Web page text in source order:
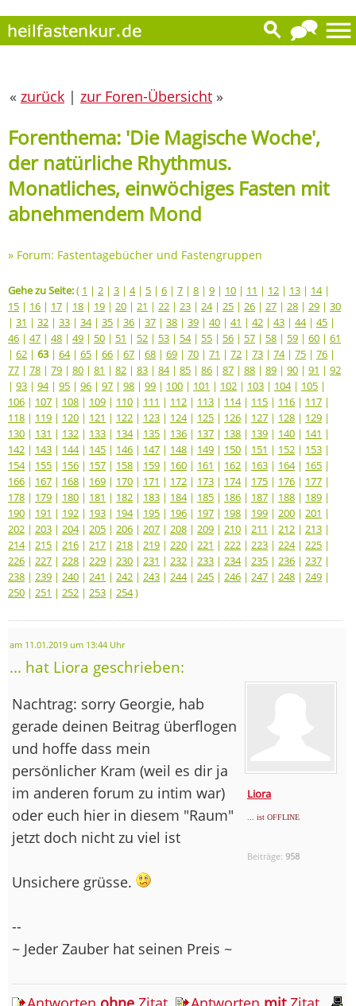
« zurück | zur Foren-Übersicht »
Forenthema: 'Die Magische Woche',
der natürliche Rhythmus.
Monatliches, einwöchiges Fasten mit
abnehmendem Mond
» Forum: Fastentagebücher und Fastengruppen
Gehe zu Seite:( 1 | 2 | 3 | 4| 5 | 6 | 7 | 8 | 9 | 10 | 11 | 12 | 13 | 14|
15 | 16 | 17 | 18 | 19 | 20 | 21 | 22 | 23 | 24| 25 | 26 | 27 | 28 | 29 | 30
| 31 | 32 | 33 | 34| 35 | 36 | 37 | 38 | 39 | 40 | 41 | 42 | 43 | 44| 45 |
46 | 47 | 48 | 49 | 50 | 51 | 52 | 53 | 54| 55 | 56 | 57 | 58 | 59 | 60 | 61
| 62 | 63| 64| 65 | 66 | 67 | 68 | 69 | 70 | 71 | 72 | 73 | 74| 75 | 76 |
77 | 78 | 79 | 80 | 81 | 82 | 83 | 84| 85 | 86 | 87 | 88 | 89 | 90 | 91 | 92
| 93 | 94| 95 | 96 | 97 | 98 | 99 | 100 | 101 | 102 | 103 | 104| 105 |
106 | 107 | 108 | 109 | 110 | 111 | 112 | 113 | 114| 115 | 116 | 117 |
118 | 119 | 120 | 121 | 122 | 123 | 124| 125 | 126 | 127 | 128 | 129 |
130 | 131 | 132 | 133 | 134| 135 | 136 | 137 | 138 | 139 | 140 | 141 |
142 | 143 | 144| 145 | 146 | 147 | 148 | 149 | 150 | 151 | 152 | 153 |
154| 155 | 156 | 157 | 158 | 159 | 160 | 161 | 162 | 163 | 164| 165 |
166 | 167 | 168 | 169 | 170 | 171 | 172 | 173 | 174| 175 | 176 | 177 |
178 | 179 | 180 | 181 | 182 | 183 | 184| 185 | 186 | 187 | 188 | 189 |
190 | 191 | 192 | 193 | 194| 195 | 196 | 197 | 198 | 199 | 200 | 201 |
202 | 203 | 204| 205 | 206 | 207 | 208 | 209 | 210 | 211 | 212 | 213 |
214| 215 | 216 | 217 | 218 | 219 | 220 | 221 | 222 | 223 | 224| 225 |
226 | 227 | 228 | 229 | 230 | 231 | 232 | 233 | 234| 235 | 236 | 237 |
238 | 239 | 240 | 241 | 242 | 243 | 244| 245 | 246 | 247 | 248 | 249 |
250 | 251 | 252 | 253 | 254)
am 11.01.2019 um 13:44 Uhr
... hat Liora geschrieben:
Liora
... ist OFFLINE
Beiträge:958
Nachtrag: sorry Georgie, hab
gerade deinen Beitrag überflogen
und hoffe dass mein
persönlicher Kram (weil es dir ja
im anderen forum zu intim war)
oder euch hier in diesem "Raum"
jetzt doch nicht zu viel ist
Unsichere grüsse.
--
~ Jeder Zauber hat seinen Preis ~